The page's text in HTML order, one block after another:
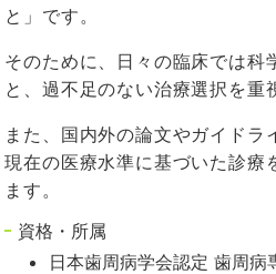
と」です。
そのために、日々の臨床では科
と、過不足のない治療選択を重
また、国内外の論文やガイドラ
現在の医療水準に基づいた診療
ます。
資格・所属
日本歯周病学会認定 歯周病